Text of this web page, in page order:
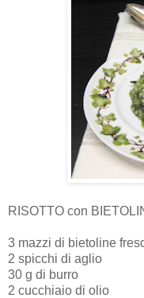
RISOTTO con
3 mazzi di bietoline
2 spicchi di aglio
30 g di burro
2 cucchiaio di olio